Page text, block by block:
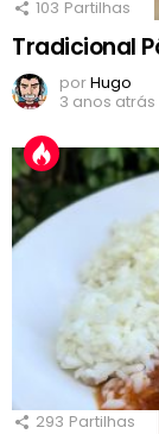
103 Partilhas
Tradicional
porHugo
3 anos atrás
293 Partilhas